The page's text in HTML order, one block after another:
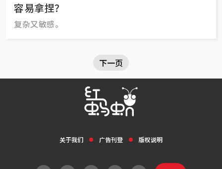
容易拿捏？
复杂又敏感。
下一页
关于我们 广告刊登 版权说明